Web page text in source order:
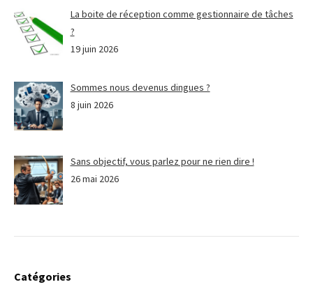
La boite de réception comme gestionnaire de tâches
?
19 juin 2026
Sommes nous devenus dingues ?
8 juin 2026
Sans objectif, vous parlez pour ne rien dire !
26 mai 2026
Catégories